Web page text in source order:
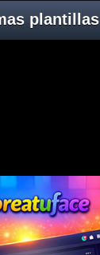
plantillas